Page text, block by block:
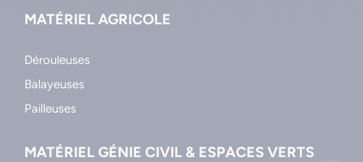
MATÉRIEL AGRICOLE
Dérouleuses
Balayeuses
Pailleuses
MATÉRIEL GÉNIE CIVIL & ESPACES VERTS